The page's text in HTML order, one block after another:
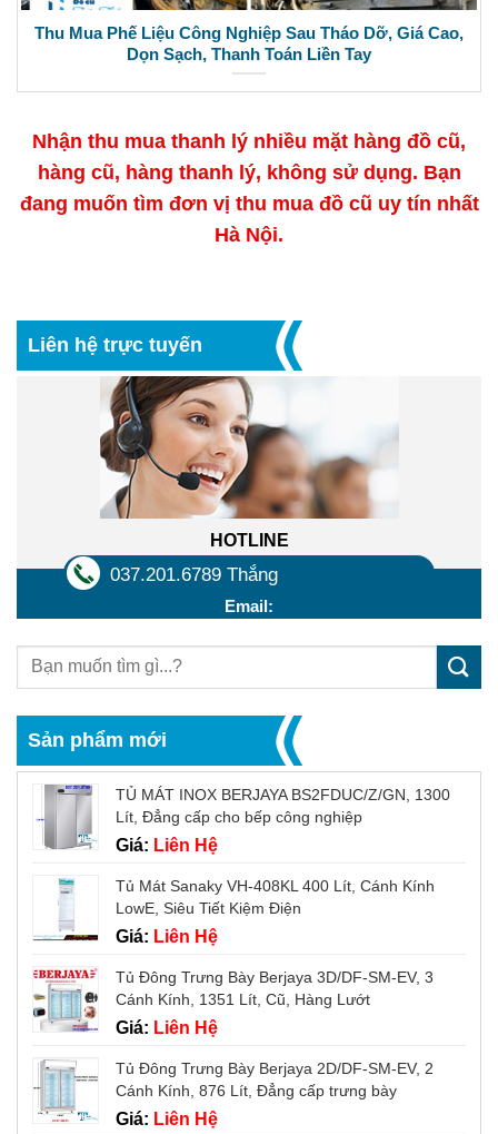
Thu Mua Phế Liệu Công Nghiệp Sau Tháo Dỡ, Giá Cao,
Dọn Sạch, Thanh Toán Liền Tay
Nhận thu mua thanh lý nhiều mặt hàng đồ cũ,
hàng cũ, hàng thanh lý, không sử dụng. Bạn
đang muốn tìm đơn vị thu mua đồ cũ uy tín nhất
Hà Nội.
Liên hệ trực tuyến
HOTLINE
037.201.6789 Thắng
Email:
Sản phẩm mới
TỦ MÁT INOX BERJAYA BS2FDUC/Z/GN, 1300
Lít, Đẳng cấp cho bếp công nghiệp
Giá: Liên Hệ
Tủ Mát Sanaky VH-408KL 400 Lít, Cánh Kính
LowE, Siêu Tiết Kiệm Điện
Giá: Liên Hệ
Tủ Đông Trưng Bày Berjaya 3D/DF-SM-EV, 3
Cánh Kính, 1351 Lít, Cũ, Hàng Lướt
Giá: Liên Hệ
Tủ Đông Trưng Bày Berjaya 2D/DF-SM-EV, 2
Cánh Kính, 876 Lít, Đẳng cấp trưng bày
Giá: Liên Hệ